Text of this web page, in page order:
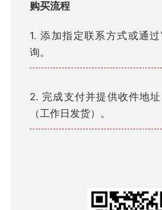
购买流程
1. 添加指定联系方式或通
询。
2. 完成支付并提供收件地
（工作日发货）。